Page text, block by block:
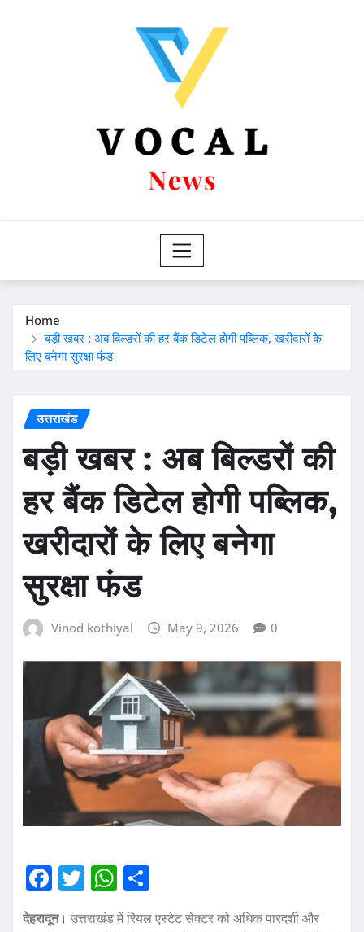
Home
बड़ी खबर : अब बिल्डरों की हर बैंक डिटेल होगी पब्लिक, खरीदारों के
लिए बनेगा सुरक्षा फंड
उत्तराखंड
बड़ी खबर : अब बिल्डरों की
हर बैंक डिटेल होगी पब्लिक,
खरीदारों के लिए बनेगा
सुरक्षा फंड
Vinod kothiyal May 9, 2026 0
F T
w
W
h
देहरादून। उत्तराखंड में रियल एस्टेट सेक्टर को अधिक पारदर्शी और